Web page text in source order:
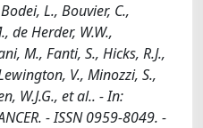
L., Bouvier, C.,
de Herder, W.W.,
M., Fanti, S., Hicks, R.J.,
V., Minozzi, S.,
W.J.G., et al.. - In:
- ISSN 0959-8049. -